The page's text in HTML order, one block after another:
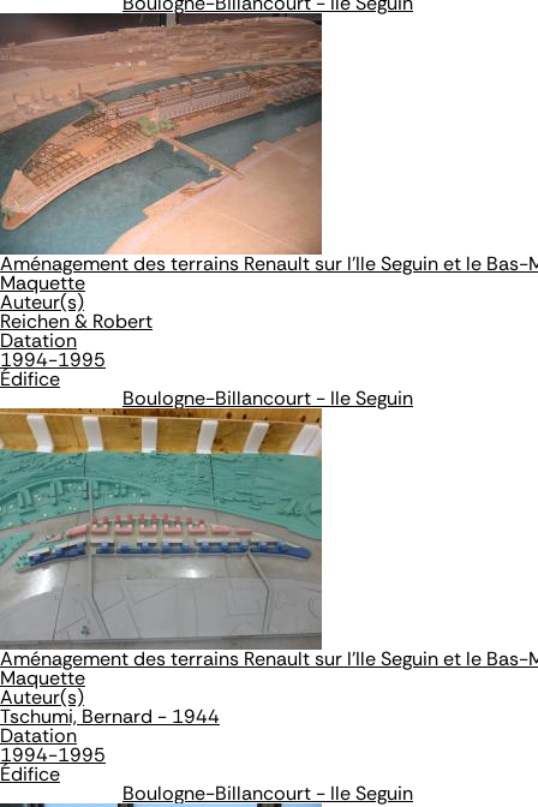
Aménagement des terrains Renault sur l'Ile Seguin et le Bas-
Maquette
Auteur(s)
Reichen & Robert
Datation
1994-1995
Édifice
Boulogne-Billancourt - Ile Seguin
Aménagement des terrains Renault sur l'Ile Seguin et le Bas-
Maquette
Auteur(s)
Tschumi, Bernard - 1944
Datation
1994-1995
Édifice
Boulogne-Billancourt - Ile Seguin